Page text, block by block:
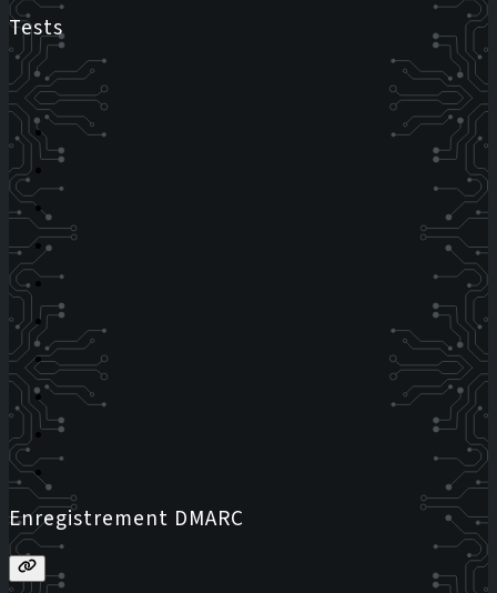
Tests
Enregistrement DMARC